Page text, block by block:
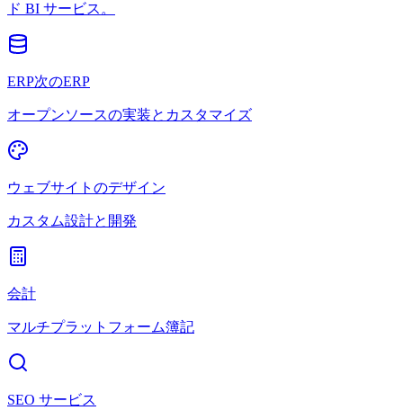
ド BI サービス。
ERP次のERP
オープンソースの実装とカスタマイズ
ウェブサイトのデザイン
カスタム設計と開発
会計
マルチプラットフォーム簿記
SEO サービス